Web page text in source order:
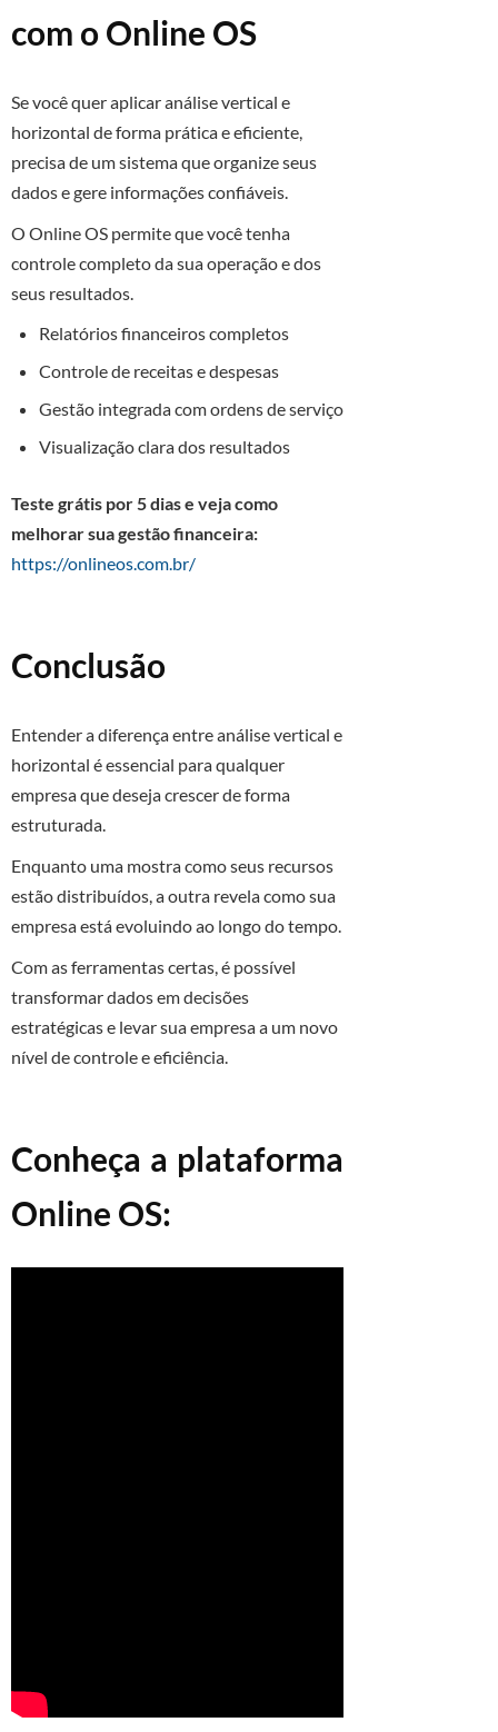
com o Online OS
Se você quer aplicar análise vertical e
horizontal de forma prática e eficiente,
precisa de um sistema que organize seus
dados e gere informações confiáveis.
O Online OS permite que você tenha
controle completo da sua operação e dos
seus resultados.
Relatórios financeiros completos
Controle de receitas e despesas
Gestão integrada com ordens de serviço
Visualização clara dos resultados
Teste grátis por 5 dias e veja como
melhorar sua gestão financeira:
https://onlineos.com.br/
Conclusão
Entender a diferença entre análise vertical e
horizontal é essencial para qualquer
empresa que deseja crescer de forma
estruturada.
Enquanto uma mostra como seus recursos
estão distribuídos, a outra revela como sua
empresa está evoluindo ao longo do tempo.
Com as ferramentas certas, é possível
transformar dados em decisões
estratégicas e levar sua empresa a um novo
nível de controle e eficiência.
Conheça a plataforma
Online OS: